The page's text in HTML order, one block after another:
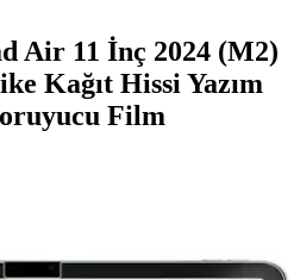
Air 11 İnç 2024 (M2)
Kağıt Hissi Yazım
Film